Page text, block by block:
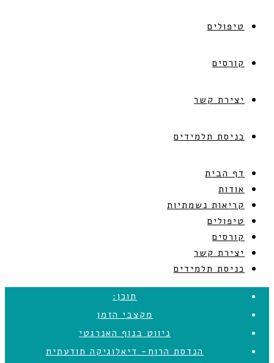
טיפולים
קורסים
יצירת קשר
כניסת תלמידים
דף הבית
אודות
קריאות נשמתיות
טיפולים
קורסים
יצירת קשר
כניסת תלמידים
תוכן:
מקצבי הזמן
ניווט בנוף האנרגטי
הנדסת הרוח- דיאלוגיקה תודעתית